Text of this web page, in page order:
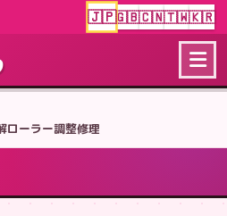
🇯🇵🇬🇧🇨🇳🇹🇼🇰🇷
ローラー調整修理